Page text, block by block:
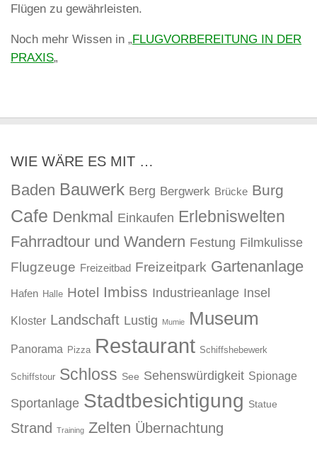
Flügen zu gewährleisten.
Noch mehr Wissen in „FLUGVORBEREITUNG IN DER
PRAXIS„
WIE WÄRE ES MIT …
Baden Bauwerk Berg Bergwerk Brücke Burg
Cafe Denkmal Einkaufen Erlebniswelten
Fahrradtour und Wandern Festung Filmkulisse
Flugzeuge Freizeitbad Freizeitpark Gartenanlage
Hafen Halle Hotel Imbiss Industrieanlage Insel
Kloster Landschaft Lustig Mumie Museum
Panorama Pizza Restaurant Schiffshebewerk
Schiffstour Schloss See Sehenswürdigkeit Spionage
Sportanlage Stadtbesichtigung Statue
Strand Training Zelten Übernachtung